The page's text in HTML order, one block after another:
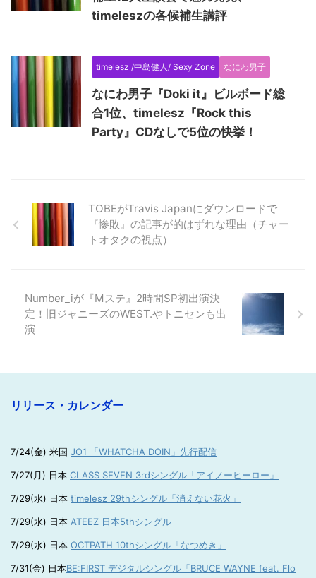
timeleszの各候補生講評
timelesz /中島健人/ Sexy Zone なにわ男子
なにわ男子『Doki it』ビルボード総
合1位、timelesz『Rock this
Party』CDなしで5位の快挙！
TOBEがTravis Japanにダウンロードで
『惨敗』の記事が的はずれな理由（チャー
トオタクの視点）
Number_iが『Mステ』2時間SP初出演決
定！旧ジャニーズのWEST.やトニセンも出
演
リリース・カレンダー
7/24(金) 米国 JO1 「WHATCHA DOIN」先行配信
7/27(月) 日本 CLASS SEVEN 3rdシングル「アイノーヒーロー」
7/29(水) 日本 timelesz 29thシングル「消えない花火」
7/29(水) 日本 ATEEZ 日本5thシングル
7/29(水) 日本 OCTPATH 10thシングル「なつめき」
7/31(金) 日本BE:FIRST デジタルシングル「BRUCE WAYNE feat. Flo